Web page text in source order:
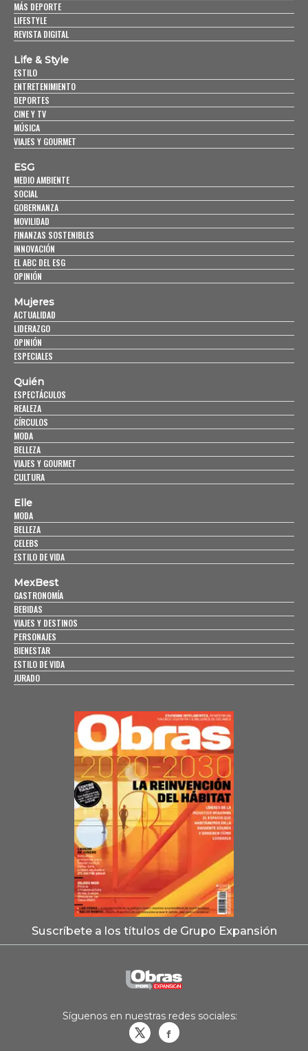
MÁS DEPORTE
LIFESTYLE
REVISTA DIGITAL
Life & Style
ESTILO
ENTRETENIMIENTO
DEPORTES
CINE Y TV
MÚSICA
VIAJES Y GOURMET
ESG
MEDIO AMBIENTE
SOCIAL
GOBERNANZA
MOVILIDAD
FINANZAS SOSTENIBLES
INNOVACIÓN
EL ABC DEL ESG
OPINIÓN
Mujeres
ACTUALIDAD
LIDERAZGO
OPINIÓN
ESPECIALES
Quién
ESPECTÁCULOS
REALEZA
CÍRCULOS
MODA
BELLEZA
VIAJES Y GOURMET
CULTURA
Elle
MODA
BELLEZA
CELEBS
ESTILO DE VIDA
MexBest
GASTRONOMÍA
BEBIDAS
VIAJES Y DESTINOS
PERSONAJES
BIENESTAR
ESTILO DE VIDA
JURADO
Suscríbete a los títulos de Grupo Expansión
Síguenos en nuestras redes sociales: